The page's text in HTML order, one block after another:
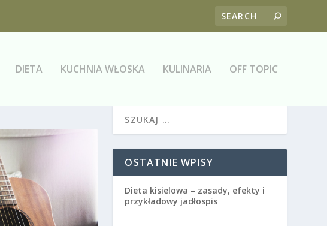
DIETA KUCHNIA WŁOSKA KULINARIA OFF TOPIC
OSTATNIE WPISY
Dieta kisielowa – zasady, efekty i
przykładowy jadłospis